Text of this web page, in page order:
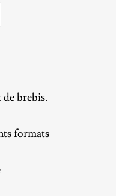
brebis.
formats